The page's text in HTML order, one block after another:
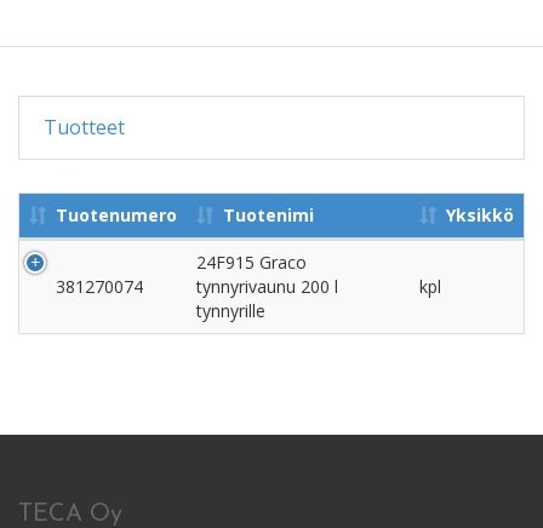
Tuotteet
Tuotenumero Tuotenimi Yksikkö
381270074
24F915 Graco
tynnyrivaunu 200 l
tynnyrille
kpl
TECA Oy